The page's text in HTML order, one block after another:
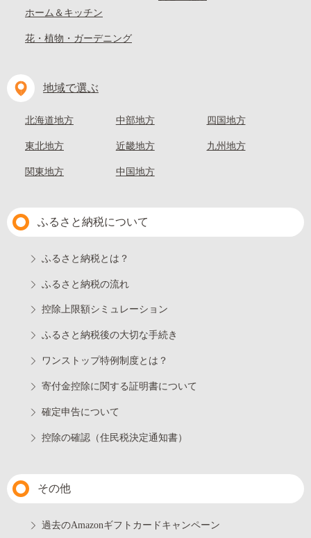
ホーム＆キッチン
花・植物・ガーデニング
地域で選ぶ
北海道地方
東北地方
関東地方
中部地方
近畿地方
中国地方
四国地方
九州地方
ふるさと納税について
ふるさと納税とは？
ふるさと納税の流れ
控除上限額シミュレーション
ふるさと納税後の大切な手続き
ワンストップ特例制度とは？
寄付金控除に関する証明書について
確定申告について
控除の確認（住民税決定通知書）
その他
過去のAmazonギフトカードキャンペーン